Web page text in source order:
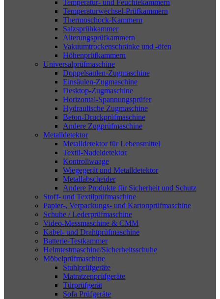
Temperatur- und Feuchtekammern
Temperaturwechsel-Prüfkammern
Thermoschock-Kammern
Salzsprühkammer
Alterungsprüfkammern
Vakuumtrockenschränke und -öfen
Höhenprüfkammern
Universalprüfmaschine
Doppelsäulen-Zugmaschine
Einsäulen-Zugmaschine
Desktop-Zugmaschine
Horizontal-Spannungsprüfer
Hydraulische Zugmaschine
Beton-Druckprüfmaschine
Andere Zugprüfmaschine
Metalldetektor
Metalldetektor für Lebensmittel
Textil-Nadeldetektor
Kontrollwaage
Wiegegerät und Metalldetektor
Metallabscheider
Andere Produkte für Sicherheit und Schutz
Stoff- und Textilprüfmaschine
Papier-, Verpackungs- und Kartonprüfmaschine
Schuhe / Lederprüfmaschine
Video-Messmaschine & CMM
Kabel- und Drahtprüfmaschine
Batterie-Testkammer
Helmtestmaschine/Sicherheitsschuhe
Möbelprüfmaschine
Stuhlprüfgeräte
Matratzenprüfgeräte
Türprüfgerät
Sofa Prüfgeräte